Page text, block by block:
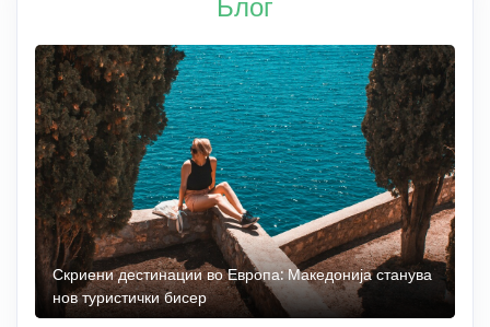
Скриени дестинации во Европа: Македонија станува
нов туристички бисер